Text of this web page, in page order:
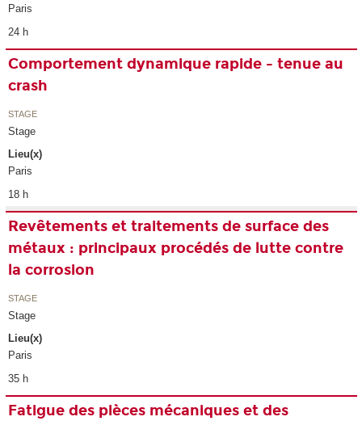
Paris
24 h
Comportement dynamique rapide - tenue au
crash
STAGE
Stage
Lieu(x)
Paris
18 h
Revêtements et traitements de surface des
métaux : principaux procédés de lutte contre
la corrosion
STAGE
Stage
Lieu(x)
Paris
35 h
Fatigue des pièces mécaniques et des